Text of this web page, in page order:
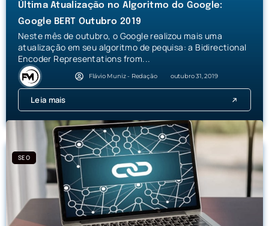
Última Atualização no Algoritmo do Google:
Google BERT Outubro 2019
Neste mês de outubro, o Google realizou mais uma
atualização em seu algoritmo de pequisa: a Bidirectional
Encoder Representations from...
Flávio Muniz - Redação outubro 31, 2019
Leia mais
SEO